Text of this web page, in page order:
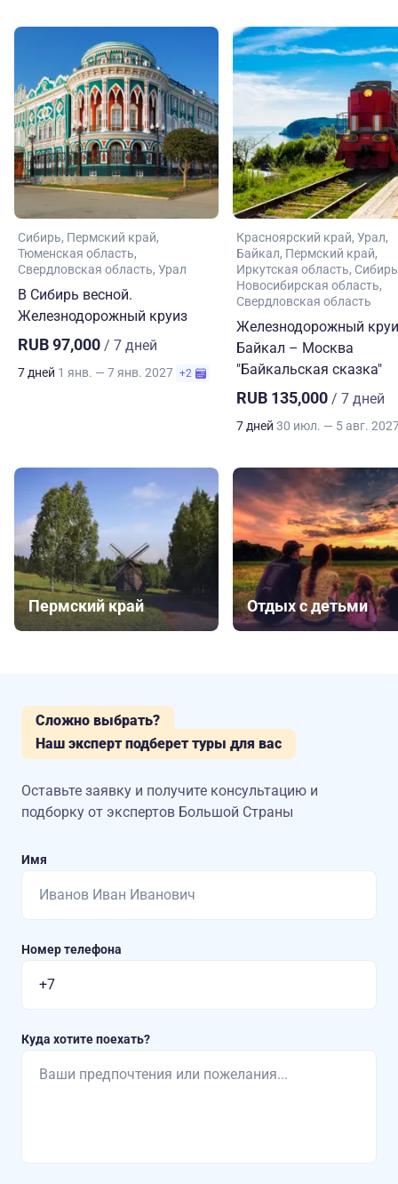
Сибирь Пермский край
Тюменская область
Свердловская область Урал
В Сибирь весной.
Железнодорожный круиз
RUB 97,000 / 7 дней
7 дней 1 янв. — 7 янв. 2027 +2
Красноярский край Урал
Байкал Пермский край
Иркутская область Сибирь
Новосибирская область
Свердловская область
Железнодорожный
Байкал – Москва
"Байкальская сказка"
RUB 135,000 / 7 дней
7 дней 30 июл. — 5 авг.
Пермский край Отдых с детьми
Сложно выбрать?
Наш эксперт подберет туры для вас
Оставьте заявку и получите консультацию и
подборку от экспертов Большой Страны
Имя
Номер телефона
Куда хотите поехать?